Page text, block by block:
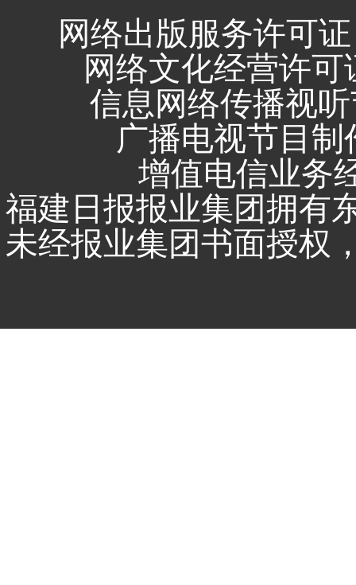
网络出版服务许可
网络文化经营许可
信息网络传播视
广播电视节目
增值电信业务
福建日报报业集团拥有
未经报业集团书面授权